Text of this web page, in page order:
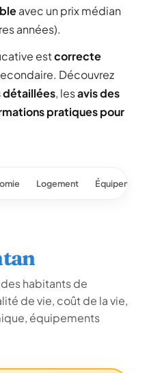
avec un prix médian
années).
estcorrecte
Découvrez
, lesavis des
pratiques pour
Logement
habitants de
de vie, coût de la vie,
équipements